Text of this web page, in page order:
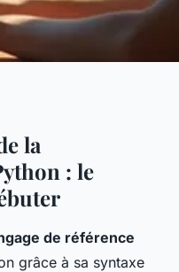
en
!
la
: le
de référence
grâce à sa syntaxe